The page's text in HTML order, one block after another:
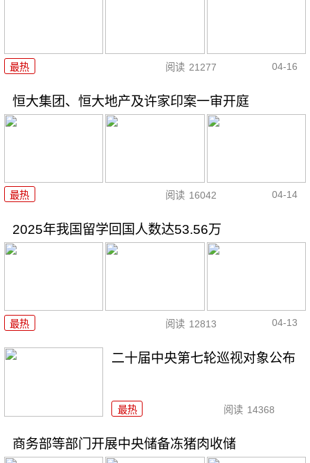
最热 阅读 21277 04-16
恒大集团、恒大地产及许家印案一审开庭
最热 阅读 16042 04-14
2025年我国留学回国人数达53.56万
最热 阅读 12813 04-13
二十届中央第七轮巡视对象公布
最热 阅读 14368
商务部等部门开展中央储备冻猪肉收储